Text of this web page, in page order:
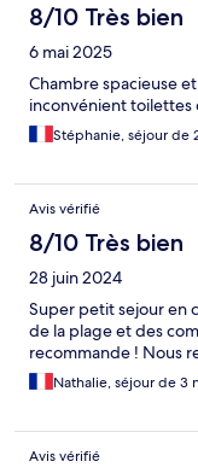
8/10 Très bien
6 mai 2025
Chambre spacieuse
inconvénient toilettes
Stéphanie, séjour de
Avis vérifié
8/10 Très bien
28 juin 2024
Super petit sejour en
de la plage et des
recommande ! Nous
Nathalie, séjour de 3
Avis vérifié